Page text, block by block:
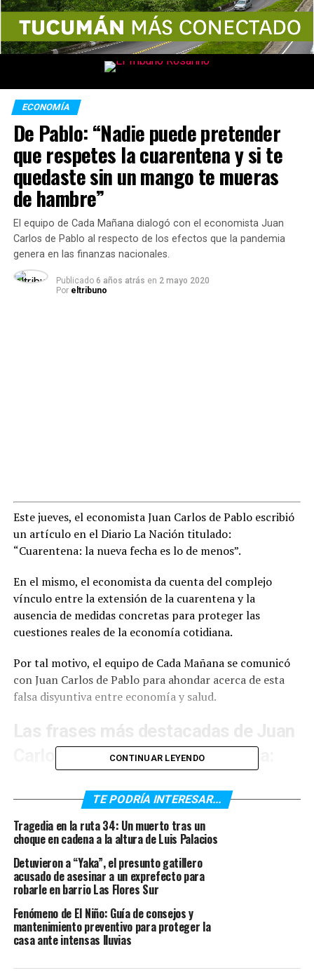
ECONOMÍA
De Pablo: “Nadie puede pretender
que respetes la cuarentena y si te
quedaste sin un mango te mueras
de hambre”
El equipo de Cada Mañana dialogó con el economista Juan
Carlos de Pablo al respecto de los efectos que la pandemia
genera en las finanzas nacionales.
Publicado 6 años atrás en 2 mayo 2020
Por eltribuno
Este jueves, el economista Juan Carlos de Pablo escribió
un artículo en el Diario La Nación titulado:
“Cuarentena: la nueva fecha es lo de menos”.
En el mismo, el economista da cuenta del complejo
vínculo entre la extensión de la cuarentena y la
ausencia de medidas concretas para proteger las
cuestiones reales de la economía cotidiana.
Por tal motivo, el equipo de Cada Mañana se comunicó
con Juan Carlos de Pablo para ahondar acerca de esta
falsa disyuntiva entre economía y salud.
Las frases más destacadas de Juan
Carlos de Pablo en Cada Mañana:
fecha del 10 de mayo sirve para saber que antes del 10
de mayo no va a anunciar una nueva etapa. La clave está
en la dinámica que se sigue desarrollando por un lado
entre las decisiones gubernamentales y por otro lado la
vida misma. Si hablamos de la economía como si fuera
una planilla Excel no entendemos nada”.
“Tengo graves dudas de que a medida que pase el tiempo
eso que se llama economía respete los tiempos que
tienen algunos funcionarios que dicen ahora viene junio
y después agosto”.
CONTINUAR LEYENDO
TE PODRÍA INTERESAR...
Tragedia en la ruta 34: Un muerto tras un
choque en cadena a la altura de Luis Palacios
Detuvieron a “Yaka”, el presunto gatillero
acusado de asesinar a un exprefecto para
robarle en barrio Las Flores Sur
Fenómeno de El Niño: Guía de consejos y
mantenimiento preventivo para proteger la
casa ante intensas lluvias